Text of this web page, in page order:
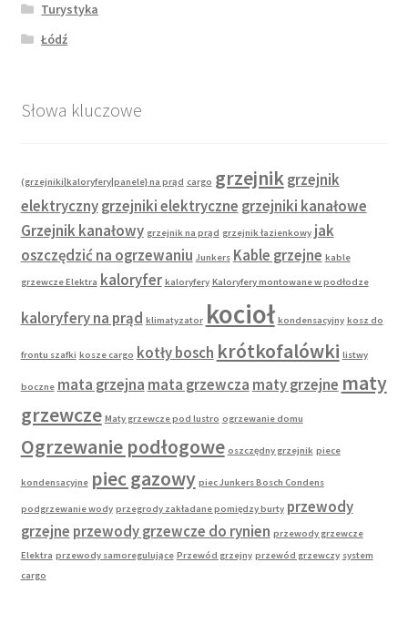
Turystyka
Łódź
Słowa kluczowe
(grzejniki|kaloryfery|panele} na prąd cargo grzejnik grzejnik
elektryczny grzejniki elektryczne grzejniki kanałowe
Grzejnik kanałowy grzejnik na prąd grzejnik łazienkowy jak
oszczędzić na ogrzewaniu Junkers Kable grzejne kable
grzewcze Elektra kaloryfer kaloryfery Kaloryfery montowane w podłodze
kaloryfery na prąd klimatyzator kocioł kondensacyjny kosz do
frontu szafki kosze cargo kotły bosch krótkofalówki listwy
boczne mata grzejna mata grzewcza maty grzejne maty
grzewcze Maty grzewcze pod lustro ogrzewanie domu
Ogrzewanie podłogowe oszczędny grzejnik piece
kondensacyjne piec gazowy piec Junkers Bosch Condens
podgrzewanie wody przegrody zakładane pomiędzy burty przewody
grzejne przewody grzewcze do rynien przewody grzewcze
Elektra przewody samoregulujące Przewód grzejny przewód grzewczy system
cargo